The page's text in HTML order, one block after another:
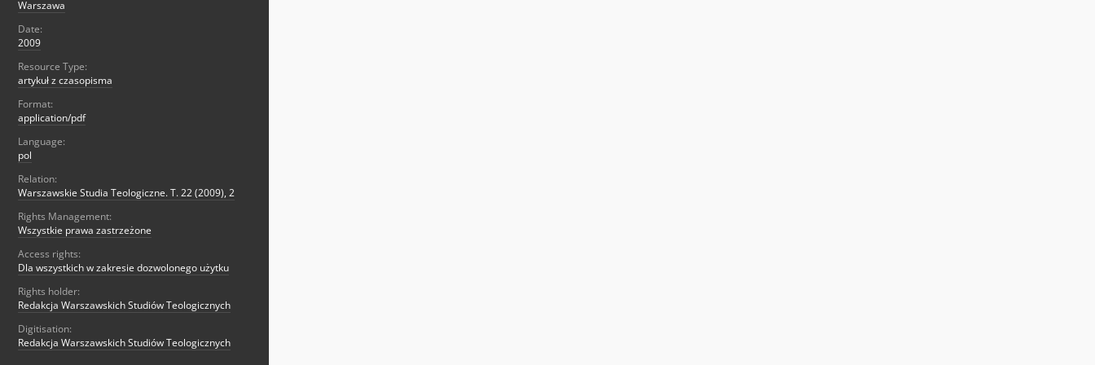
Warszawa
Date:
2009
Resource Type:
artykuł z czasopisma
Format:
application/pdf
Language:
pol
Relation:
Warszawskie Studia Teologiczne. T. 22 (2009), 2
Rights Management:
Wszystkie prawa zastrzeżone
Access rights:
Dla wszystkich w zakresie dozwolonego użytku
Rights holder:
Redakcja Warszawskich Studiów Teologicznych
Digitisation:
Redakcja Warszawskich Studiów Teologicznych